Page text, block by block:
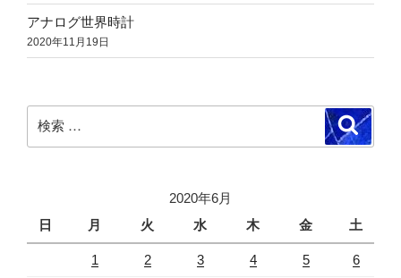
アナログ世界時計
2020年11月19日
索:
検
索
2020年6月
日
月 火 水 木 金 土
1 2 3 4 5 6